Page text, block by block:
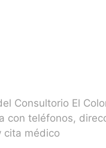
Consultorio El
con teléfonos,
cita médico